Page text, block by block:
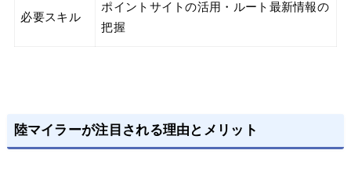
必要スキル
ポイントサイトの活用・ルート最新情報の
把握
陸マイラーが注目される理由とメリット